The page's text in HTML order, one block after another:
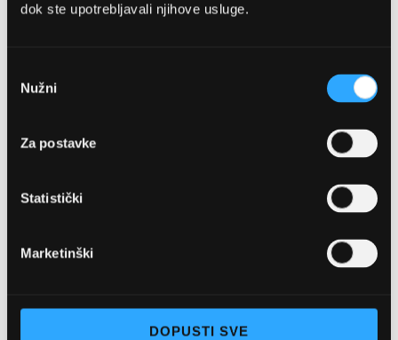
dok ste upotrebljavali njihove usluge.
pristanka
Nužni
Za postavke
Statistički
Marketinški
DOPUSTI SVE
webshop@optikanjego.hr